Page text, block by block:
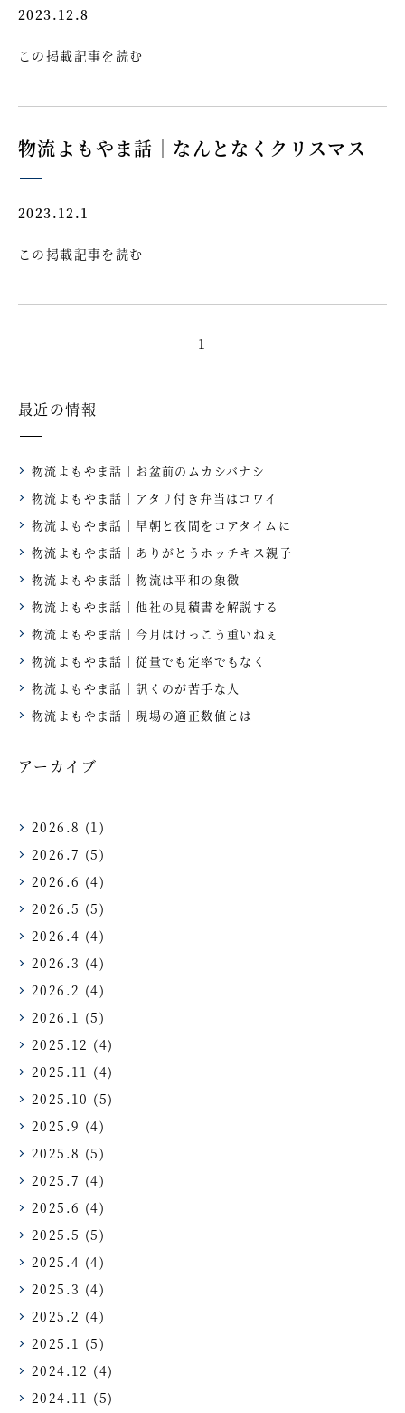
2023.12.8
この掲載記事を読む
物流よもやま話｜なんとなくクリスマス
2023.12.1
この掲載記事を読む
1
最近の情報
物流よもやま話｜お盆前のムカシバナシ
物流よもやま話｜アタリ付き弁当はコワイ
物流よもやま話｜早朝と夜間をコアタイムに
物流よもやま話｜ありがとうホッチキス親子
物流よもやま話｜物流は平和の象徴
物流よもやま話｜他社の見積書を解説する
物流よもやま話｜今月はけっこう重いねぇ
物流よもやま話｜従量でも定率でもなく
物流よもやま話｜訊くのが苦手な人
物流よもやま話｜現場の適正数値とは
アーカイブ
2026.8 (1)
2026.7 (5)
2026.6 (4)
2026.5 (5)
2026.4 (4)
2026.3 (4)
2026.2 (4)
2026.1 (5)
2025.12 (4)
2025.11 (4)
2025.10 (5)
2025.9 (4)
2025.8 (5)
2025.7 (4)
2025.6 (4)
2025.5 (5)
2025.4 (4)
2025.3 (4)
2025.2 (4)
2025.1 (5)
2024.12 (4)
2024.11 (5)